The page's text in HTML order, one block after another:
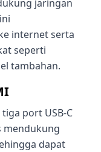
jaringan
internet serta
seperti
tambahan.
port USB-C
mendukung
dapat